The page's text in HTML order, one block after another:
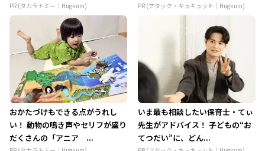
PR (タカラトミー｜Hugkum) PR (アタック・キュキュット｜Hugkum)
おかたづけもできる点がうれし
い！ 動物の鳴き声やセリフが盛り
だくさんの「アニア ...
いま最も相談したい保育士・てぃ
先生がアドバイス！ 子どもの“お
てつだい”に、どん...